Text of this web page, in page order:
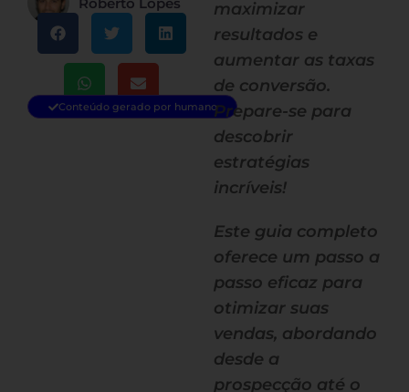
Conteúdo gerado por humano
maximizar
resultados e
aumentar as taxas
de conversão.
Prepare-se para
descobrir
estratégias
incríveis!
Este guia completo
oferece um passo a
passo eficaz para
otimizar suas
vendas, abordando
desde a
prospecção até o